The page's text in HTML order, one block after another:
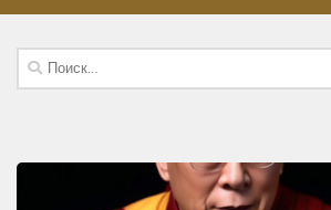
Найти: